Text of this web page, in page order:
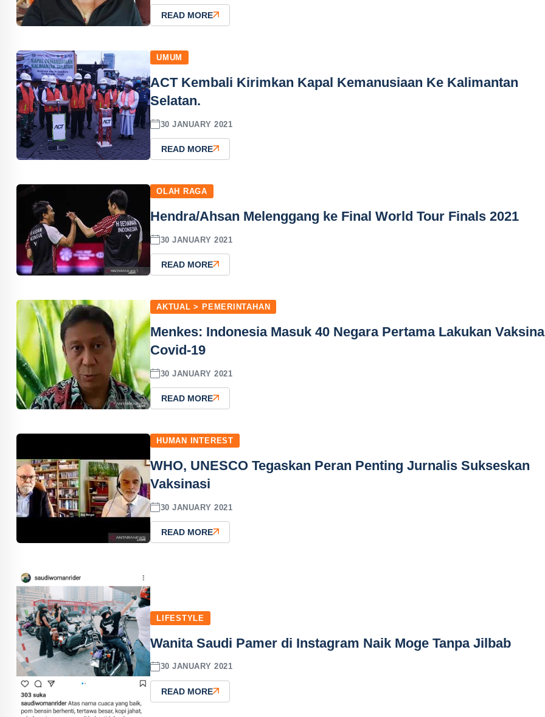
READ MORE
UMUM
ACT Kembali Kirimkan Kapal Kemanusiaan Ke Kalimantan
Selatan.
30 JANUARY 2021
READ MORE
OLAH RAGA
Hendra/Ahsan Melenggang ke Final World Tour Finals 2021
30 JANUARY 2021
READ MORE
AKTUAL > PEMERINTAHAN
Menkes: Indonesia Masuk 40 Negara Pertama Lakukan
Covid-19
30 JANUARY 2021
READ MORE
HUMAN INTEREST
WHO, UNESCO Tegaskan Peran Penting Jurnalis Sukseskan
Vaksinasi
30 JANUARY 2021
READ MORE
LIFESTYLE
Wanita Saudi Pamer di Instagram Naik Moge Tanpa Jilbab
30 JANUARY 2021
READ MORE